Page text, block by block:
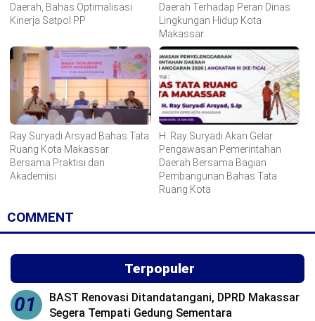
Daerah, Bahas Optimalisasi
Kinerja Satpol PP
Daerah Terhadap Peran Dinas
Lingkungan Hidup Kota
Makassar
Ray Suryadi Arsyad Bahas Tata
Ruang Kota Makassar
Bersama Praktisi dan
Akademisi
H. Ray Suryadi Akan Gelar
Pengawasan Pemerintahan
Daerah Bersama Bagian
Pembangunan Bahas Tata
Ruang Kota
COMMENT
Terpopuler
01
BAST Renovasi Ditandatangani, DPRD Makassar
Segera Tempati Gedung Sementara